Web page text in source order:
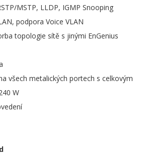
MSTP, LLDP, IGMP Snooping
podpora Voice VLAN
topologie sítě s jinými EnGenius
všech metalických portech s celkovým
W